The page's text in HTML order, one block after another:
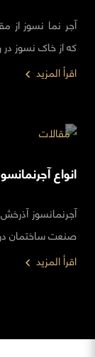
آجر نما نسوز از
که از خاک نسوز
اقرأ المزيد
انواع
آجرنمانسوز
صنعت ساختمان در
مقالات
اقرأ المزيد